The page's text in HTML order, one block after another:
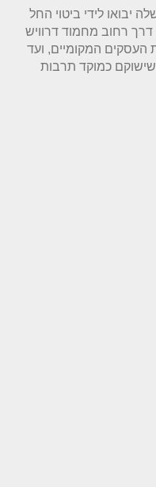
יבואו לידי ביטוי החל
דרך רחוב מחמוד דרוויש
העסקים המקומיים, ועד
כמוקד תרבות